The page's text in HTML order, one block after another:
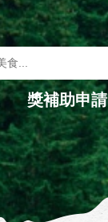
獎補助申請